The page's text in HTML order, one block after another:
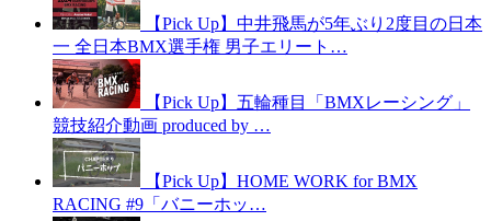
【Pick Up】中井飛馬が5年ぶり2度目の日本
一 全日本BMX選手権 男子エリート…
【Pick Up】五輪種目「BMXレーシング」
競技紹介動画 produced by …
【Pick Up】HOME WORK for BMX
RACING #9「バニーホッ…